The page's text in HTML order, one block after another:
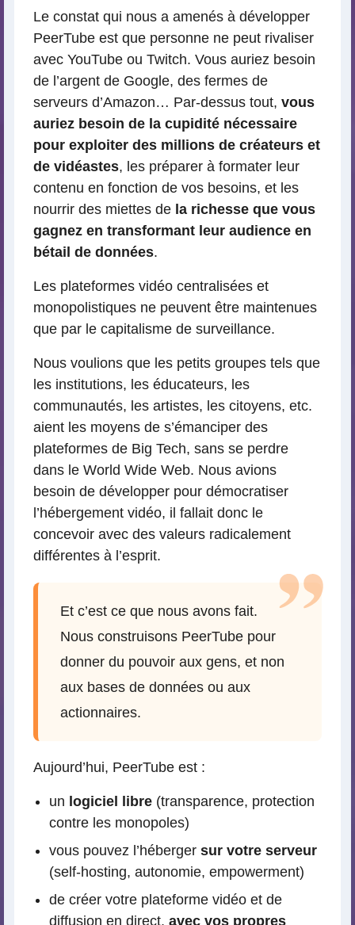
Le constat qui nous a amenés à développer
PeerTube est que personne ne peut rivaliser
avec YouTube ou Twitch. Vous auriez besoin
de l’argent de Google, des fermes de
serveurs d’Amazon… Par-dessus tout, vous
auriez besoin de la cupidité nécessaire
pour exploiter des millions de créateurs et
de vidéastes, les préparer à formater leur
contenu en fonction de vos besoins, et les
nourrir des miettes de la richesse que vous
gagnez en transformant leur audience en
bétail de données.
Les plateformes vidéo centralisées et
monopolistiques ne peuvent être maintenues
que par le capitalisme de surveillance.
Nous voulions que les petits groupes tels que
les institutions, les éducateurs, les
communautés, les artistes, les citoyens, etc.
aient les moyens de s’émanciper des
plateformes de Big Tech, sans se perdre
dans le World Wide Web. Nous avions
besoin de développer pour démocratiser
l’hébergement vidéo, il fallait donc le
concevoir avec des valeurs radicalement
différentes à l’esprit.
Et c’est ce que nous avons fait.
Nous construisons PeerTube pour
donner du pouvoir aux gens, et non
aux bases de données ou aux
actionnaires.
Aujourd’hui, PeerTube est :
un logiciel libre (transparence, protection
contre les monopoles)
vous pouvez l’héberger sur votre serveur
(self-hosting, autonomie, empowerment)
de créer votre plateforme vidéo et de
diffusion en direct, avec vos propres